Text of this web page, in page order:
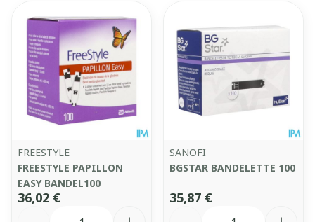
FREESTYLE
FREESTYLE PAPILLON
EASY BANDEL100
36,02 €
SANOFI
BGSTAR BANDELETTE 100
35,87 €